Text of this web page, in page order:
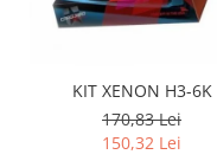
KIT XENON H3-6K
170,83 Lei
150,32 Lei